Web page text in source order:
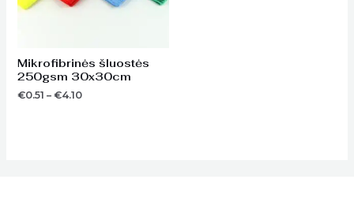
Mikrofibrinės šluostės
250gsm 30x30cm
€0.51 – €4.10